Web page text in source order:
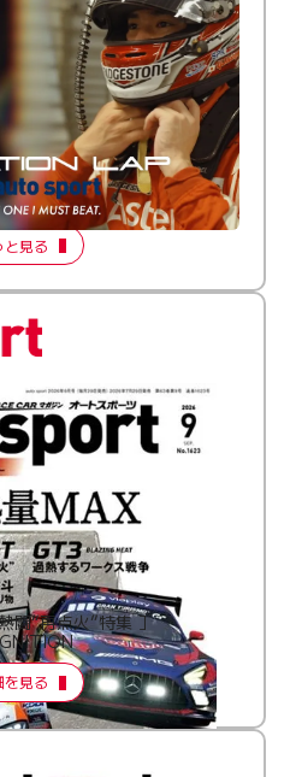
。小林利徠斗 × 野村勇斗
by auto sport】
2
と見る
闘“再点火”特集 ］
を見る